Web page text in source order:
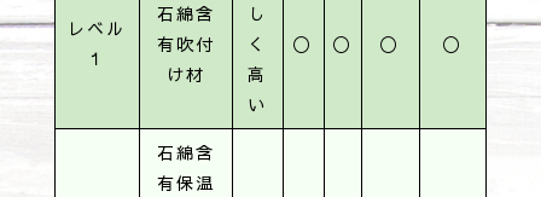
レベル
１
石綿含
有吹付
け材
し
く
高
い
〇 〇 〇 〇
石綿含
有保温